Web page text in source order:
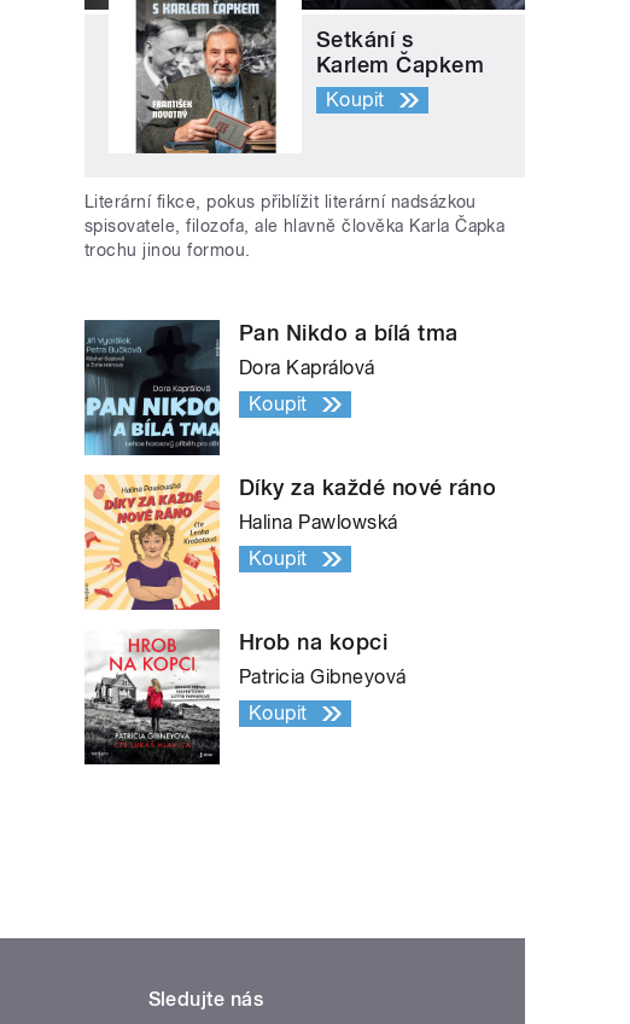
Setkání s
Karlem Čapkem
Koupit
Literární fikce, pokus přiblížit literární nadsázkou
spisovatele, filozofa, ale hlavně člověka Karla Čapka
trochu jinou formou.
Pan Nikdo a bílá tma
Dora Kaprálová
Koupit
Díky za každé nové ráno
Halina Pawlowská
Koupit
Hrob na kopci
Patricia Gibneyová
Koupit
Sledujte nás